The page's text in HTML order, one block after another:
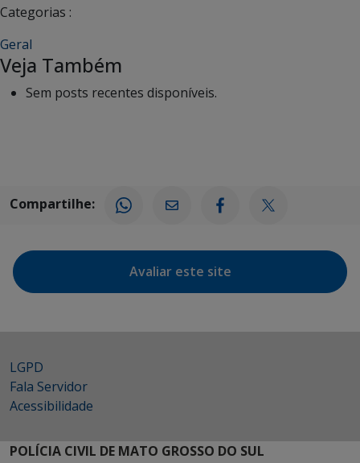
Categorias :
Geral
Veja Também
Sem posts recentes disponíveis.
Compartilhe:
Avaliar este site
LGPD
Fala Servidor
Acessibilidade
POLÍCIA CIVIL DE MATO GROSSO DO SUL